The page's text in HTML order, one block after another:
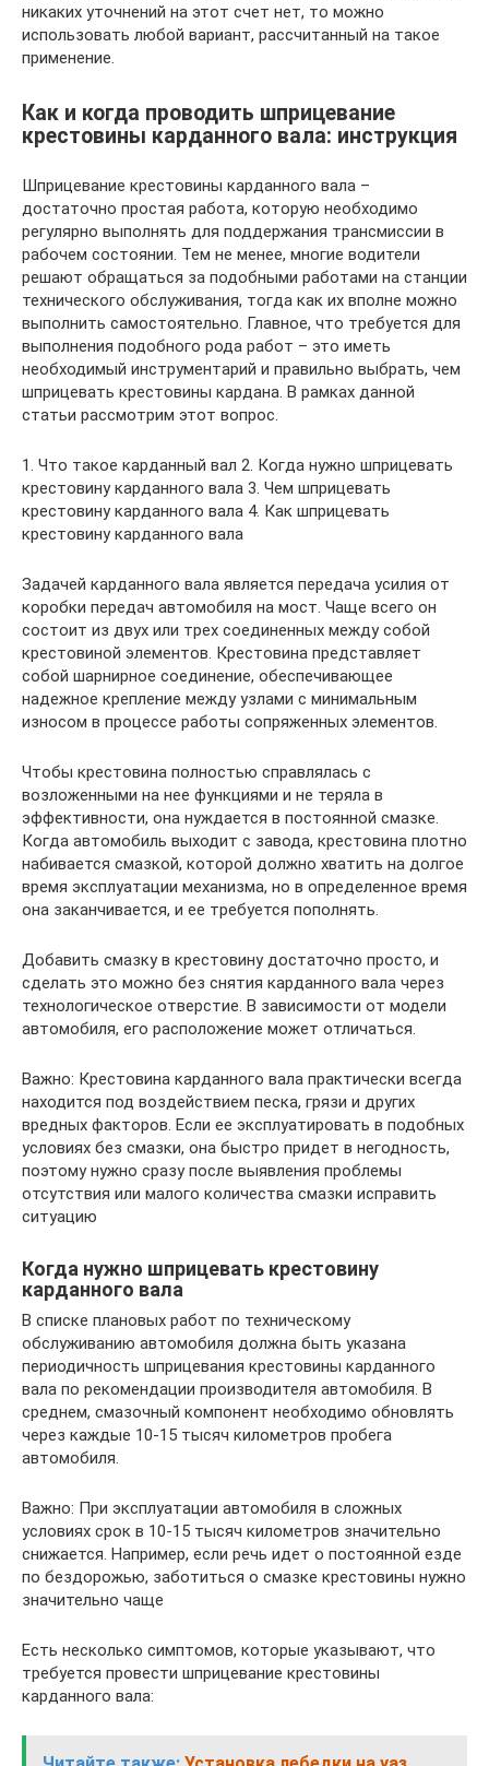
никаких уточнений на этот счет нет, то можно
использовать любой вариант, рассчитанный на такое
применение.
Как и когда проводить шприцевание
крестовины карданного вала: инструкция
Шприцевание крестовины карданного вала –
достаточно простая работа, которую необходимо
регулярно выполнять для поддержания трансмиссии в
рабочем состоянии. Тем не менее, многие водители
решают обращаться за подобными работами на станции
технического обслуживания, тогда как их вполне можно
выполнить самостоятельно. Главное, что требуется для
выполнения подобного рода работ – это иметь
необходимый инструментарий и правильно выбрать, чем
шприцевать крестовины кардана. В рамках данной
статьи рассмотрим этот вопрос.
1. Что такое карданный вал 2. Когда нужно шприцевать
крестовину карданного вала 3. Чем шприцевать
крестовину карданного вала 4. Как шприцевать
крестовину карданного вала
Задачей карданного вала является передача усилия от
коробки передач автомобиля на мост. Чаще всего он
состоит из двух или трех соединенных между собой
крестовиной элементов. Крестовина представляет
собой шарнирное соединение, обеспечивающее
надежное крепление между узлами с минимальным
износом в процессе работы сопряженных элементов.
Чтобы крестовина полностью справлялась с
возложенными на нее функциями и не теряла в
эффективности, она нуждается в постоянной смазке.
Когда автомобиль выходит с завода, крестовина плотно
набивается смазкой, которой должно хватить на долгое
время эксплуатации механизма, но в определенное время
она заканчивается, и ее требуется пополнять.
Добавить смазку в крестовину достаточно просто, и
сделать это можно без снятия карданного вала через
технологическое отверстие. В зависимости от модели
автомобиля, его расположение может отличаться.
Важно: Крестовина карданного вала практически всегда
находится под воздействием песка, грязи и других
вредных факторов. Если ее эксплуатировать в подобных
условиях без смазки, она быстро придет в негодность,
поэтому нужно сразу после выявления проблемы
отсутствия или малого количества смазки исправить
ситуацию
Когда нужно шприцевать крестовину
карданного вала
В списке плановых работ по техническому
обслуживанию автомобиля должна быть указана
периодичность шприцевания крестовины карданного
вала по рекомендации производителя автомобиля. В
среднем, смазочный компонент необходимо обновлять
через каждые 10-15 тысяч километров пробега
автомобиля.
Важно: При эксплуатации автомобиля в сложных
условиях срок в 10-15 тысяч километров значительно
снижается. Например, если речь идет о постоянной езде
по бездорожью, заботиться о смазке крестовины нужно
значительно чаще
Есть несколько симптомов, которые указывают, что
требуется провести шприцевание крестовины
карданного вала: